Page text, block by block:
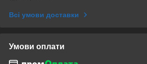
Всі умови доставки
Умови оплати